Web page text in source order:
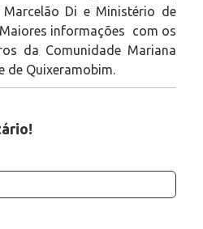
Di e Ministério de
informações com os
da Comunidade Mariana
de Quixeramobim.